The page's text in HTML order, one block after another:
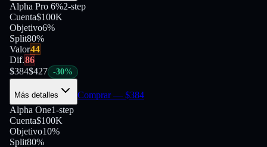
Alpha Pro 6%2-step
Cuenta$100K
Objetivo6%
Split80%
Valor44
Dif.86
$384$427 -30%
Más detalles Comprar— $384
Alpha One1-step
Cuenta$100K
Objetivo10%
Split80%